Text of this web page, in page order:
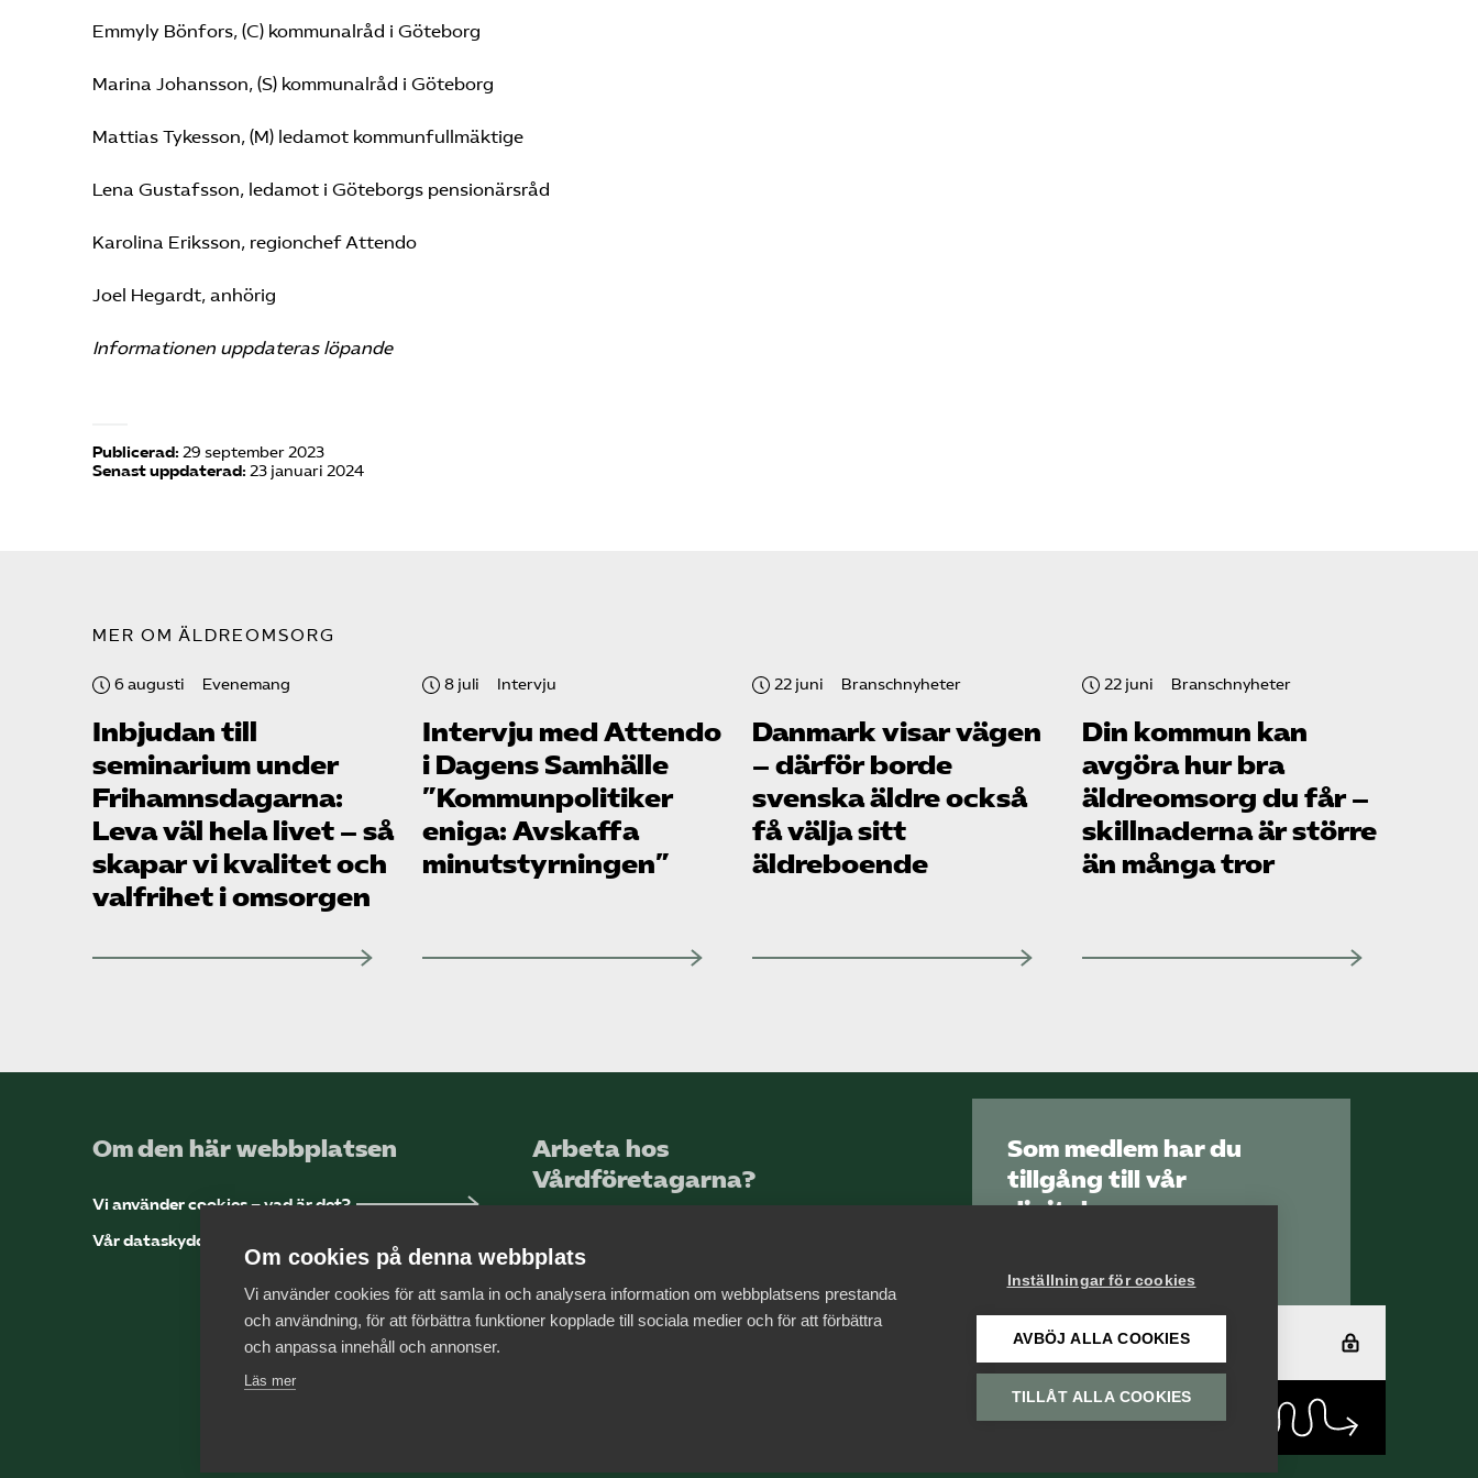
Emmyly Bönfors, (C) kommunalråd i Göteborg
Marina Johansson, (S) kommunalråd i Göteborg
Mattias Tykesson, (M) ledamot kommunfullmäktige
Lena Gustafsson, ledamot i Göteborgs pensionärsråd
Karolina Eriksson, regionchef Attendo
Joel Hegardt, anhörig
Informationen uppdateras löpande
Publicerad: 29 september 2023
Senast uppdaterad: 23 januari 2024
MER OM ÄLDREOMSORG
6 augusti Evenemang
Inbjudan till
seminarium under
Frihamns­dagarna:
Leva väl hela livet – så
skapar vi kvalitet och
valfrihet i omsorgen
8 juli Intervju
Intervju med Attendo
i Dagens Samhälle
”Kommunpolitiker
eniga: Avskaffa
minutstyrningen”
22 juni Branschnyheter
Danmark visar vägen
– därför borde
svenska äldre också
få välja sitt
äldreboende
22 juni Branschnyheter
Din kommun kan
avgöra hur bra
äldreomsorg du får –
skillnaderna är större
än många tror
Om den här webbplatsen
Vi använder cookies – vad är det?
Vår dataskyddspolicy
Arbeta hos
Vårdföretagarna?
Som medlem har du
tillgång till vår
digitala
Arbetsgivarguiden
Logga in
Bli medlem
Om cookies på denna webbplats
Vi använder cookies för att samla in och analysera information om webbplatsens prestanda
och användning, för att förbättra funktioner kopplade till sociala medier och för att förbättra
och anpassa innehåll och annonser.
Läs mer
Inställningar för cookies
AVBÖJ ALLA COOKIES
TILLÅT ALLA COOKIES